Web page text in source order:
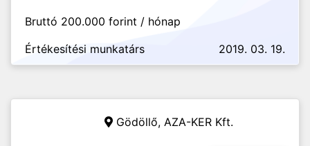
Bruttó 200.000 forint / hónap
Értékesítési munkatárs
2019. 03. 19.
Gödöllő, AZA-KER Kft.